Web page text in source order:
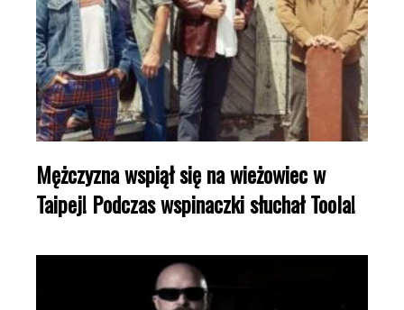
Mężczyzna wspiął się na wieżowiec w
Taipej! Podczas wspinaczki słuchał Toola!